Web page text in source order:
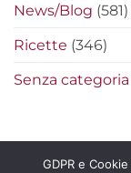
famiglia
News/Blog (581)
Ricette (346)
Senza categoria
GDPR e